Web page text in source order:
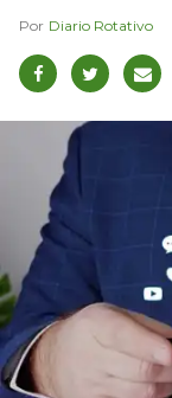
Diario Rotativo